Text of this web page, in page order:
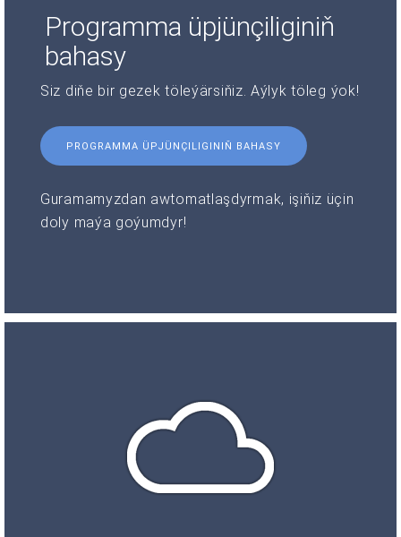
Programma üpjünçiliginiň
bahasy
Siz diňe bir gezek töleýärsiňiz. Aýlyk töleg ýok!
PROGRAMMA ÜPJÜNÇILIGINIŇ BAHASY
Guramamyzdan awtomatlaşdyrmak, işiňiz üçin
doly maýa goýumdyr!